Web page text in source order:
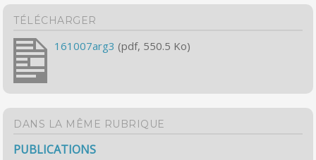
TÉLÉCHARGER
161007arg3 (pdf, 550.5 Ko)
DANS LA MÊME RUBRIQUE
PUBLICATIONS